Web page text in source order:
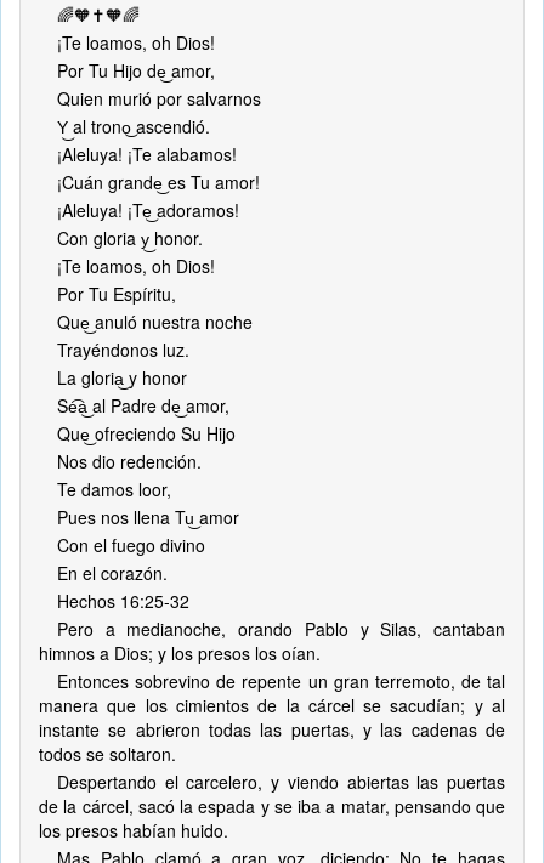
🌈🧡✝️🧡🌈
¡Te loamos, oh Dios!
Por Tu Hijo de͜ amor,
Quien murió por salvarnos
Y͜ al trono͜ ascendió.
¡Aleluya! ¡Te alabamos!
¡Cuán grande͜ es Tu amor!
¡Aleluya! ¡Te͜ adoramos!
Con gloria y͜ honor.
¡Te loamos, oh Dios!
Por Tu Espíritu,
Que͜ anuló nuestra noche
Trayéndonos luz.
La gloria͜ y honor
Se͡a͜ al Padre de͜ amor,
Que͜ ofreciendo Su Hijo
Nos dio redención.
Te damos loor,
Pues nos llena Tu͜ amor
Con el fuego divino
En el corazón.
Hechos 16:25-32
Pero a medianoche, orando Pablo y Silas, cantaban
himnos a Dios; y los presos los oían.
Entonces sobrevino de repente un gran terremoto, de tal
manera que los cimientos de la cárcel se sacudían; y al
instante se abrieron todas las puertas, y las cadenas de
todos se soltaron.
Despertando el carcelero, y viendo abiertas las puertas
de la cárcel, sacó la espada y se iba a matar, pensando que
los presos habían huido.
Mas Pablo clamó a gran voz, diciendo: No te hagas